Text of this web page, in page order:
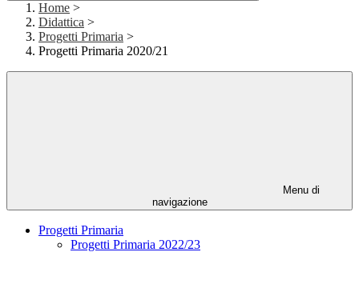
Home >
Didattica >
Progetti Primaria >
Progetti Primaria 2020/21
Menu di
navigazione
Progetti Primaria
Progetti Primaria 2022/23